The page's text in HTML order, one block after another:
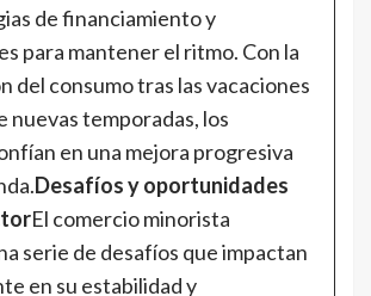
de financiamiento y
para mantener el ritmo. Con la
del consumo tras las vacaciones
nuevas temporadas, los
en una mejora progresiva
Desafíos y oportunidades
El comercio minorista
serie de desafíos que impactan
en su estabilidad y